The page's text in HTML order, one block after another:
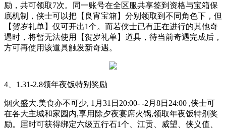
励，共可领取7次。同一账号在全区服共享签到资格与宝箱保
底机制，侠士可以把【良宵宝箱】分别领取到不同角色下，但
【贺岁礼单】仅可开出1个。而若侠士已有正在进行的其他奇
遇时，将暂无法使用【贺岁礼单】道具，待当前奇遇完成后，
方可再使用该道具触发新奇遇。
4、1.31-2.8领年夜饭特别奖励
烟火盛大.美食亦不可少, 1月31日20:00- -2月8日24:00 ,侠士可
在各大主城和家园内,享用除夕夜宴席火锅,领取年夜饭特别奖
励。届时可获得绑定六级五行石1个、江贡、威望、侠义值、